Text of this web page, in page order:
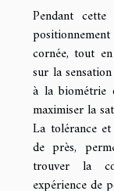
Pendant
cornée, tout
sur la
à la biométrie
maximiser la
La tolérance
de près,
trouver la
expérience de